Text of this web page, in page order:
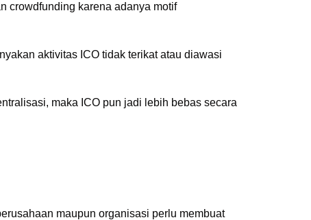
crowdfunding karena adanya motif
aktivitas ICO tidak terikat atau diawasi
maka ICO pun jadi lebih bebas secara
maupun organisasi perlu membuat